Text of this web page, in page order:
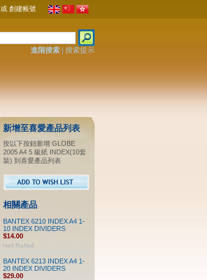
或 創建帳號
進階搜索| 搜索提示
新增至喜愛產品列表
按以下按鈕新增 GLOBE
2005 A4 5 級紙 INDEX(10套
裝) 到喜愛產品列表
相關產品
BANTEX 6210 INDEX A4 1-
10 INDEX DIVIDERS
$14.00
BANTEX 6213 INDEX A4 1-
20 INDEX DIVIDERS
$29.00